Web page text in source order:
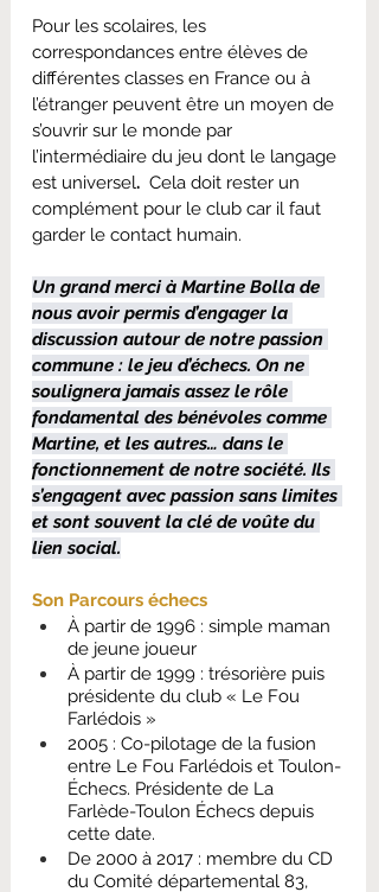
Pour les scolaires, les
correspondances entre élèves de
différentes classes en France ou à
l’étranger peuvent être un moyen de
s’ouvrir sur le monde par
l’intermédiaire du jeu dont le langage
est universel. Cela doit rester un
complément pour le club car il faut
garder le contact humain.
Un grand merci à Martine Bolla de
nous avoir permis d’engager la
discussion autour de notre passion
commune : le jeu d’échecs. On ne
soulignera jamais assez le rôle
fondamental des bénévoles comme
Martine, et les autres… dans le
fonctionnement de notre société. Ils
s’engagent avec passion sans limites
et sont souvent la clé de voûte du
lien social.
Son Parcours échecs
À partir de 1996 : simple maman
de jeune joueur
À partir de 1999 : trésorière puis
présidente du club « Le Fou
Farlédois »
2005 : Co-pilotage de la fusion
entre Le Fou Farlédois et Toulon-
Échecs. Présidente de La
Farlède-Toulon Échecs depuis
cette date.
De 2000 à 2017 : membre du CD
du Comité départemental 83,